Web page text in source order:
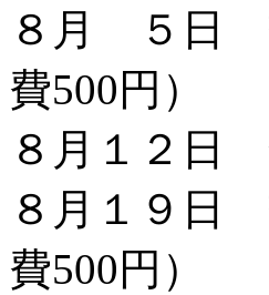
８月 ５日
費500円）
８月１２日
８月１９日
費500円）